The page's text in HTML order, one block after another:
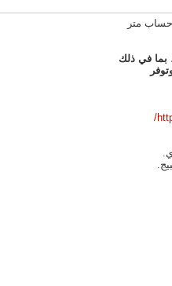
الحجر الاردني 2019 طريقة حساب متر
بما في ذلك